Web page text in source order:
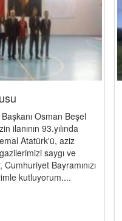
Osman Beşel
ilanının 93.yılında
Atatürk'ü, aziz
saygı ve
Cumhuriyet Bayramınızı
kutluyorum....